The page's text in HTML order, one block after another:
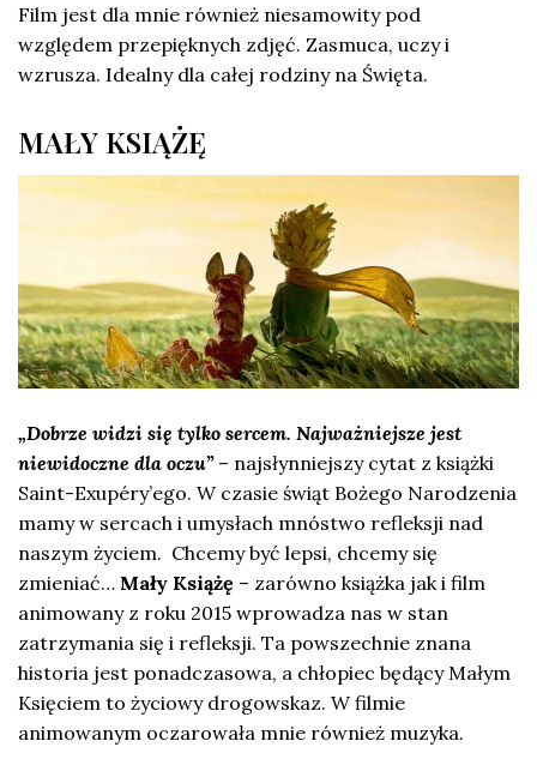
Film jest dla mnie również niesamowity pod
względem przepięknych zdjęć. Zasmuca, uczy i
wzrusza. Idealny dla całej rodziny na Święta.
MAŁY KSIĄŻĘ
„Dobrze widzi się tylko sercem. Najważniejsze jest
niewidoczne dla oczu” – najsłynniejszy cytat z książki
Saint-Exupéry’ego. W czasie świąt Bożego Narodzenia
mamy w sercach i umysłach mnóstwo refleksji nad
naszym życiem. Chcemy być lepsi, chcemy się
zmieniać… Mały Książę – zarówno książka jak i film
animowany z roku 2015 wprowadza nas w stan
zatrzymania się i refleksji. Ta powszechnie znana
historia jest ponadczasowa, a chłopiec będący Małym
Księciem to życiowy drogowskaz. W filmie
animowanym oczarowała mnie również muzyka.